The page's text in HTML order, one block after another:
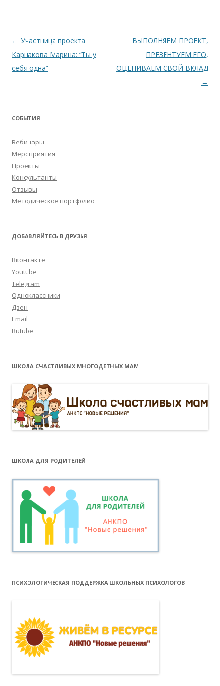
Навигация
по
записям
← Участница проекта
Карнакова Марина: “Ты у
себя одна”
ВЫПОЛНЯЕМ ПРОЕКТ,
ПРЕЗЕНТУЕМ ЕГО,
ОЦЕНИВАЕМ СВОЙ ВКЛАД
→
СОБЫТИЯ
Вебинары
Мероприятия
Проекты
Консультанты
Отзывы
Методическое портфолио
ДОБАВЛЯЙТЕСЬ В ДРУЗЬЯ
Вконтакте
Youtube
Telegram
Одноклассники
Дзен
Email
Rutube
ШКОЛА СЧАСТЛИВЫХ МНОГОДЕТНЫХ МАМ
ШКОЛА ДЛЯ РОДИТЕЛЕЙ
ПСИХОЛОГИЧЕСКАЯ ПОДДЕРЖКА ШКОЛЬНЫХ ПСИХОЛОГОВ